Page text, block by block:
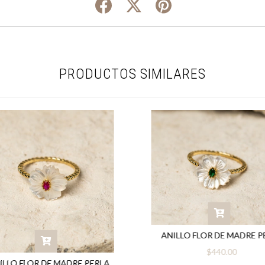
PRODUCTOS SIMILARES
FLOR DE MADRE PERLA
ANILLO FLOR DE MADRE
$440.00